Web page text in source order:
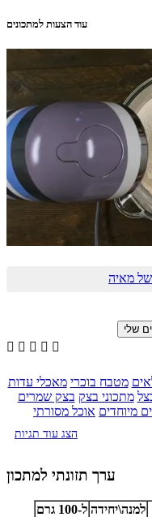
עוד הצעות למתכונים
של מאיה
    
מטבח בוכרי מאכלי עדות
מתכוני בצק בצק שמרים
מיוחדים אוכל מסורתי
הצג עוד תגיות
ערך תזונתי למתכון
למנה\יחידה ל-100 גרם